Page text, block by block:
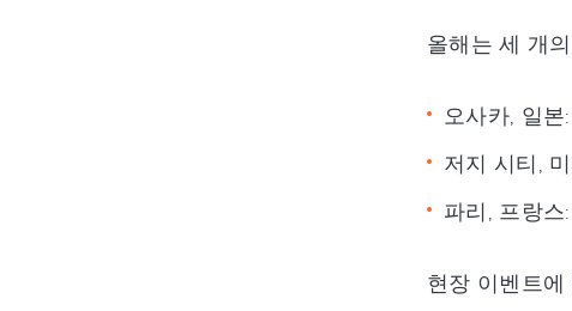
올해는 세 개
오사카, 일본
저지 시티,
파리, 프랑스:
현장 이벤트